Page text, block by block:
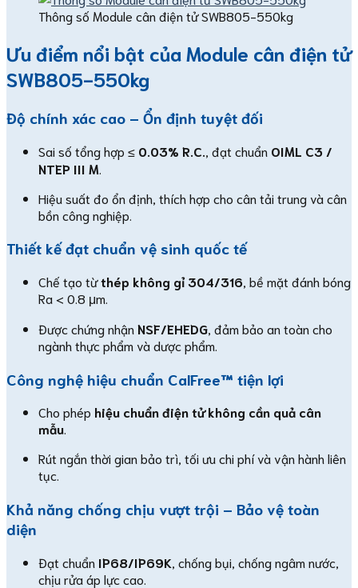
Thông số Module cân điện tử SWB805-550kg
Ưu điểm nổi bật của Module cân điện tử
SWB805-550kg
Độ chính xác cao – Ổn định tuyệt đối
Sai số tổng hợp ≤ 0.03% R.C. , đạt chuẩn OIML C3 /
NTEP III M
Hiệu suất đo ổn định, thích hợp cho cân tải trung và cân
bồn công nghiệp.
Thiết kế đạt chuẩn vệ sinh quốc tế
Chế tạo từthép không gỉ 304/316 , bề mặt đánh bóng
Ra < 0.8 μm.
Được chứng nhận NSF/EHEDG , đảm bảo an toàn cho
ngành thực phẩm và dược phẩm.
Công nghệ hiệu chuẩn CalFree™ tiện lợi
Cho phép hiệu chuẩn điện tử không cần quả cân
mẫu.
Rút ngắn thời gian bảo trì, tối ưu chi phí và vận hành liên
tục.
Khả năng chống chịu vượt trội – Bảo vệ toàn
diện
Đạt chuẩn IP68/IP69K , chống bụi, chống ngâm nước,
chịu rửa áp lực cao.